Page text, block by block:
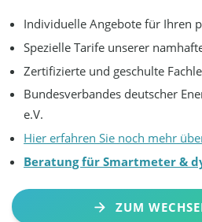
Individuelle Angebote für Ihren
Spezielle Tarife unserer
Zertifizierte und geschulte
Bundesverbandes deutscher
e.V.
Hier erfahren Sie noch mehr
Beratung für Smartmeter &
ZUM